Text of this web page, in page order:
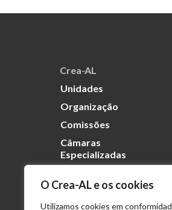
O Crea-AL e os cookies
Utilizamos cookies em
Crea-AL
Unidades
Organização
Comissões
Câmaras
Especializadas
Transparência
Portal